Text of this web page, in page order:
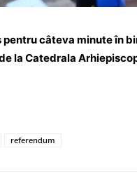
câteva minute în
la Catedrala
referendum